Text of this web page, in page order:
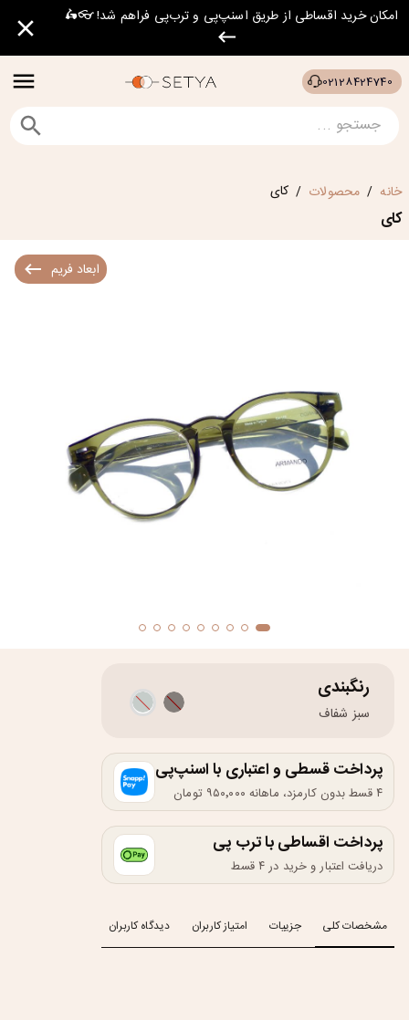
امکان خرید اقساطی از طریق اسنپ‌پی و ترب‌پی فراهم شد! 👓🛵
02128424740
خانه / محصولات / کای
کای
ابعاد فریم
رنگبندی
سبز شفاف
پرداخت قسطی و اعتباری با اسنپ‌پی
۴ قسط بدون کارمزد، ماهانه ۹۵۰٬۰۰۰ تومان
پرداخت اقساطی با ترب پی
دریافت اعتبار و خرید در ۴ قسط
مشخصات کلی جزییات امتیاز کاربران دیدگاه کاربران